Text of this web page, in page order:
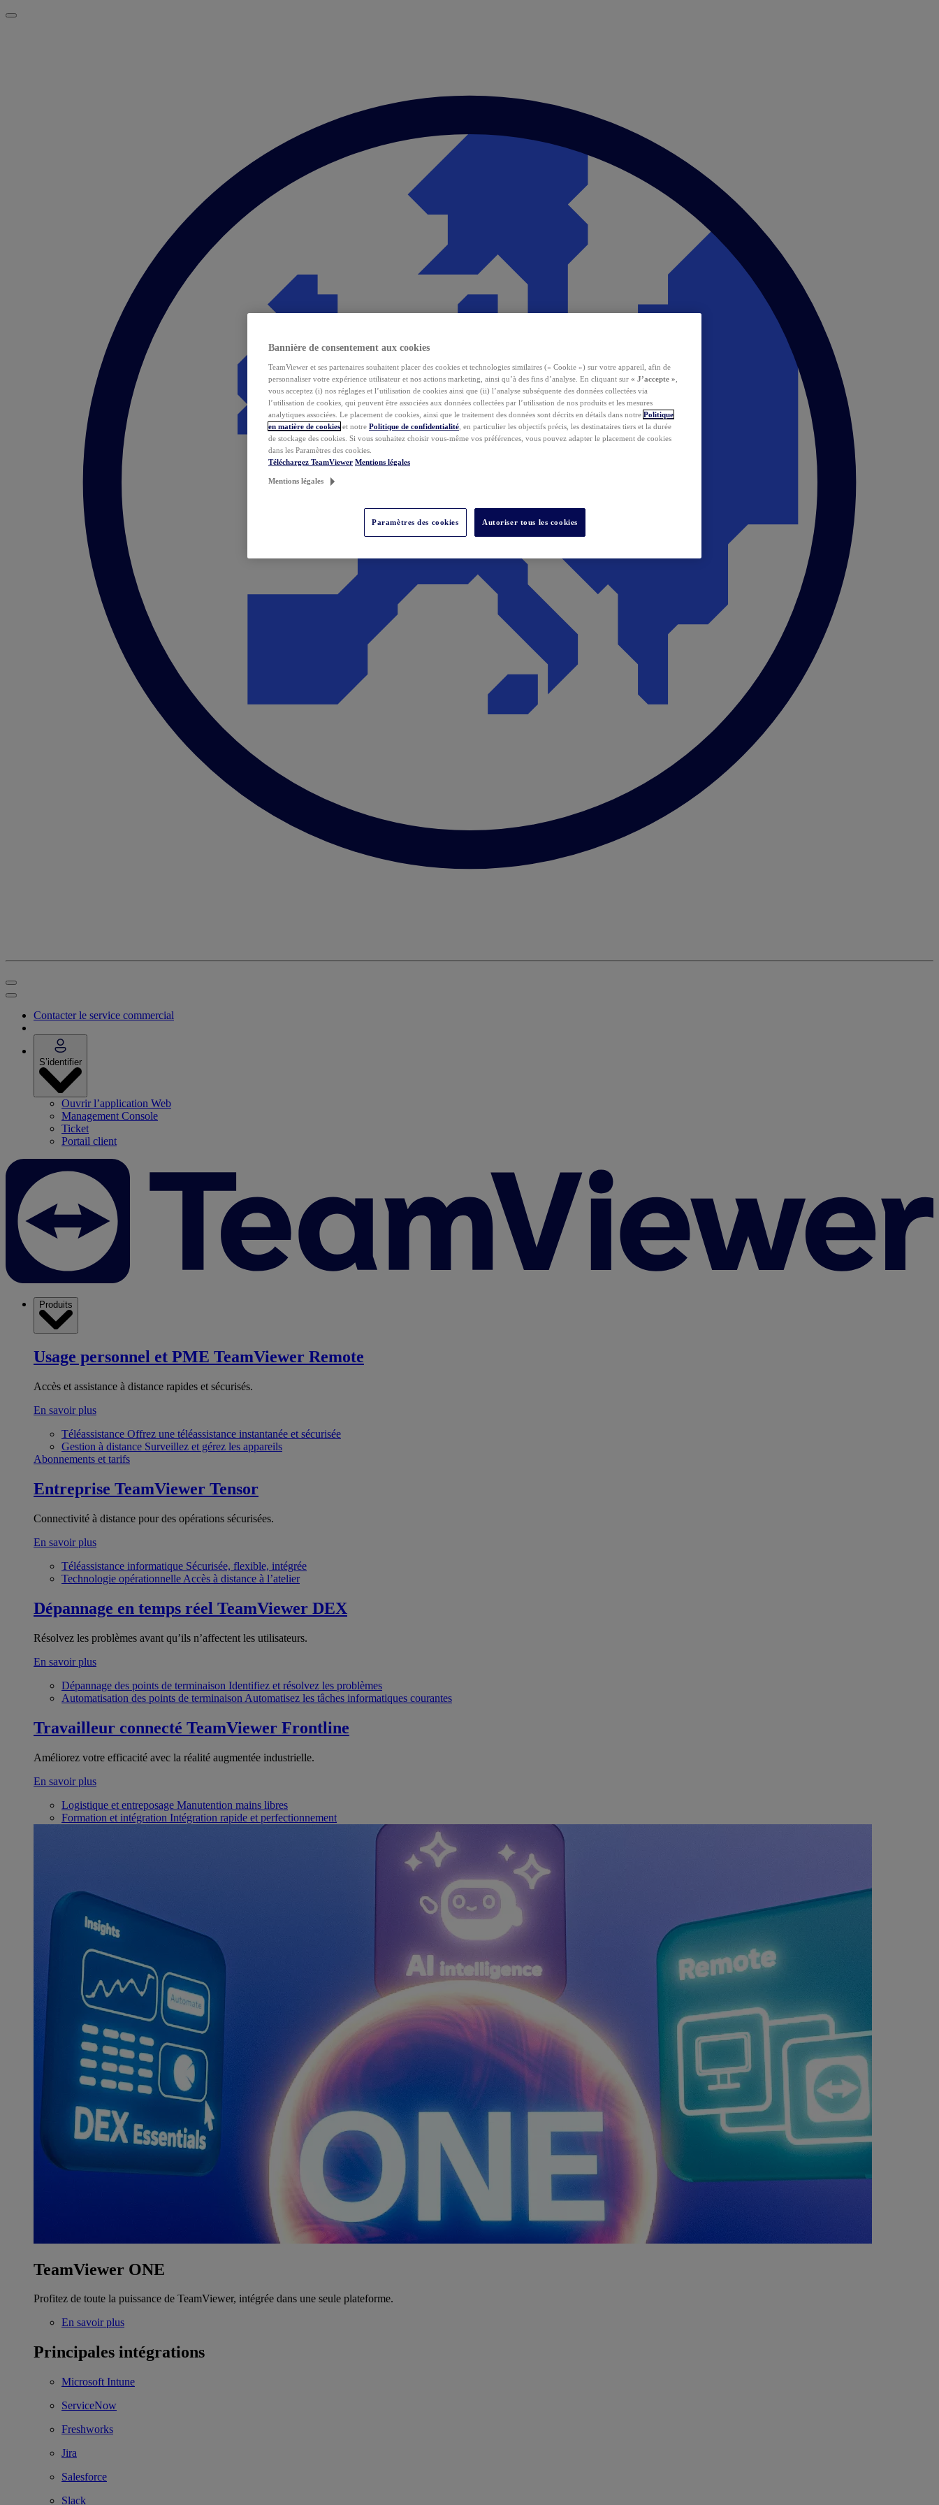
Contacter le service commercial
S’identifier
Ouvrir l’application Web
Management Console
Ticket
Portail client
Produits
Usage personnel et PME TeamViewer Remote
Accès et assistance à distance rapides et sécurisés.
En savoir plus
Téléassistance Offrez une téléassistance instantanée et sécurisée
Gestion à distance Surveillez et gérez les appareils
Abonnements et tarifs
Entreprise TeamViewer Tensor
Connectivité à distance pour des opérations sécurisées.
En savoir plus
Téléassistance informatique Sécurisée, flexible, intégrée
Technologie opérationnelle Accès à distance à l’atelier
Dépannage en temps réel TeamViewer DEX
Résolvez les problèmes avant qu’ils n’affectent les utilisateurs.
En savoir plus
Dépannage des points de terminaison Identifiez et résolvez les problèmes
Automatisation des points de terminaison Automatisez les tâches informatiques courantes
Travailleur connecté TeamViewer Frontline
Améliorez votre efficacité avec la réalité augmentée industrielle.
En savoir plus
Logistique et entreposage Manutention mains libres
Formation et intégration Intégration rapide et perfectionnement
TeamViewer ONE
Profitez de toute la puissance de TeamViewer, intégrée dans une seule plateforme.
En savoir plus
Principales intégrations
Microsoft Intune
ServiceNow
Freshworks
Jira
Salesforce
Slack
Bannière de consentement aux cookies
TeamViewer et ses partenaires souhaitent placer des cookies et technologies similaires (« Cookie ») sur votre appareil, afin de
personnaliser votre expérience utilisateur et nos actions marketing, ainsi qu’à des fins d’analyse. En cliquant sur « J’accepte »
vous acceptez (i) nos réglages et l’utilisation de cookies ainsi que (ii) l’analyse subséquente des données collectées via
l’utilisation de cookies, qui peuvent être associées aux données collectées par l’utilisation de nos produits et les mesures
analytiques associées. Le placement de cookies, ainsi que le traitement des données sont décrits en détails dans notre Politique
en matière de cookies et notre Politique de confidentialité , en particulier les objectifs précis, les destinataires tiers et la durée
de stockage des cookies. Si vous souhaitez choisir vous-même vos préférences, vous pouvez adapter le placement de cookies
dans les Paramètres des cookies.
Téléchargez TeamViewer Mentions légales
Mentions légales
Paramètres des cookies Autoriser tous les cookies